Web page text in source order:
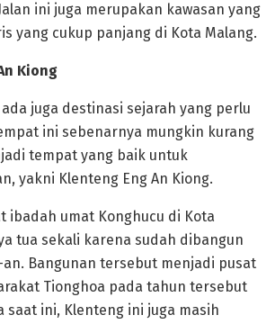
ini juga merupakan kawasan yang
yang cukup panjang di Kota Malang.
Kiong
juga destinasi sejarah yang perlu
ini sebenarnya mungkin kurang
tempat yang baik untuk
yakni Klenteng Eng An Kiong.
ibadah umat Konghucu di Kota
tua sekali karena sudah dibangun
an. Bangunan tersebut menjadi pusat
Tionghoa pada tahun tersebut
saat ini, Klenteng ini juga masih